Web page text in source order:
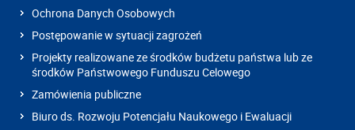
Ochrona Danych Osobowych
Postępowanie w sytuacji zagrożeń
Projekty realizowane ze środków budżetu państwa lub ze
środków Państwowego Funduszu Celowego
Zamówienia publiczne
Biuro ds. Rozwoju Potencjału Naukowego i Ewaluacji